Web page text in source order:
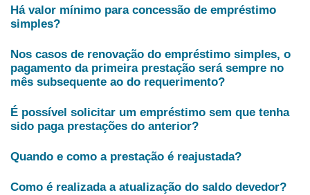
Há valor mínimo para concessão de empréstimo
simples?
Nos casos de renovação do empréstimo simples, o
pagamento da primeira prestação será sempre no
mês subsequente ao do requerimento?
É possível solicitar um empréstimo sem que tenha
sido paga prestações do anterior?
Quando e como a prestação é reajustada?
Como é realizada a atualização do saldo devedor?